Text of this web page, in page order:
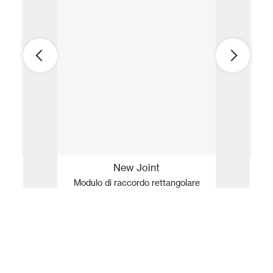
New Joint
Modulo di raccordo rettangolare